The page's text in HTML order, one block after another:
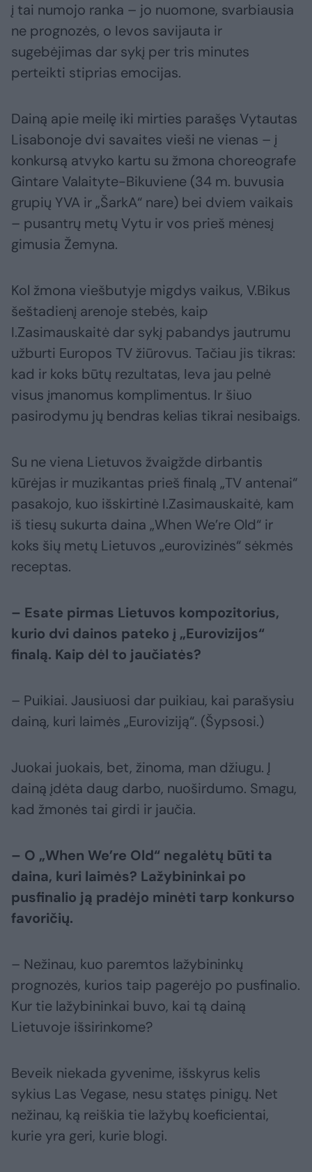
į tai numojo ranka – jo nuomone, svarbiausia
ne prognozės, o Ievos savijauta ir
sugebėjimas dar sykį per tris minutes
perteikti stiprias emocijas.
Dainą apie meilę iki mirties parašęs Vytautas
Lisabonoje dvi savaites vieši ne vienas – į
konkursą atvyko kartu su žmona choreografe
Gintare Valaityte-Bikuviene (34 m. buvusia
grupių YVA ir „ŠarkA“ nare) bei dviem vaikais
– pusantrų metų Vytu ir vos prieš mėnesį
gimusia Žemyna.
Kol žmona viešbutyje migdys vaikus, V.Bikus
šeštadienį arenoje stebės, kaip
I.Zasimauskaitė dar sykį pabandys jautrumu
užburti Europos TV žiūrovus. Tačiau jis tikras:
kad ir koks būtų rezultatas, Ieva jau pelnė
visus įmanomus komplimentus. Ir šiuo
pasirodymu jų bendras kelias tikrai nesibaigs.
Su ne viena Lietuvos žvaigžde dirbantis
kūrėjas ir muzikantas prieš finalą „TV antenai“
pasakojo, kuo išskirtinė I.Zasimauskaitė, kam
iš tiesų sukurta daina „When We’re Old“ ir
koks šių metų Lietuvos „eurovizinės“ sėkmės
receptas.
– Esate pirmas Lietuvos kompozitorius,
kurio dvi dainos pateko į „Eurovizijos“
finalą. Kaip dėl to jaučiatės?
– Puikiai. Jausiuosi dar puikiau, kai parašysiu
dainą, kuri laimės „Euroviziją“. (Šypsosi.)
Juokai juokais, bet, žinoma, man džiugu. Į
dainą įdėta daug darbo, nuoširdumo. Smagu,
kad žmonės tai girdi ir jaučia.
– O „When We’re Old“ negalėtų būti ta
daina, kuri laimės? Lažybininkai po
pusfinalio ją pradėjo minėti tarp konkurso
favoričių.
– Nežinau, kuo paremtos lažybininkų
prognozės, kurios taip pagerėjo po pusfinalio.
Kur tie lažybininkai buvo, kai tą dainą
Lietuvoje išsirinkome?
Beveik niekada gyvenime, išskyrus kelis
sykius Las Vegase, nesu statęs pinigų. Net
nežinau, ką reiškia tie lažybų koeficientai,
kurie yra geri, kurie blogi.